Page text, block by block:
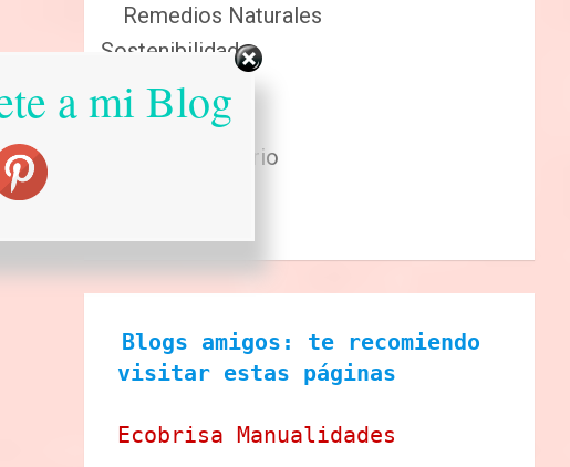
Remedios Naturales
Sostenibilidad
Reciclaje
Renovables
Sector Primario
Blogs amigos: te recomiendo
visitar estas páginas
Ecobrisa Manualidades
a mi Blog